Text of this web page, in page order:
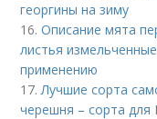
георгины на зиму
16.Описание мята
листья
применению
17.Лучшие сорта
черешня – сорта